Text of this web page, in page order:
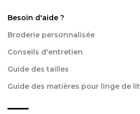
Besoin d'aide ?
Broderie personnalisée
Conseils d'entretien
Guide des tailles
Guide des matières pour linge de lit